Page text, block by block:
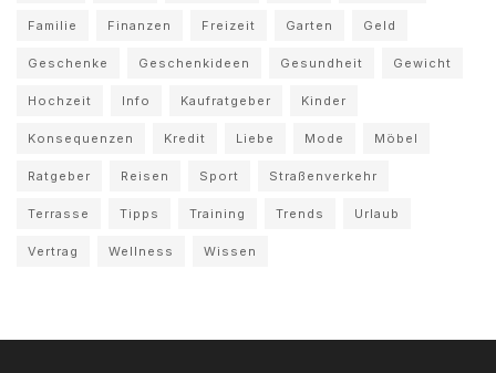
Familie Finanzen Freizeit Garten Geld
Geschenke Geschenkideen Gesundheit Gewicht
Hochzeit Info Kaufratgeber Kinder
Konsequenzen Kredit Liebe Mode Möbel
Ratgeber Reisen Sport Straßenverkehr
Terrasse Tipps Training Trends Urlaub
Vertrag Wellness Wissen